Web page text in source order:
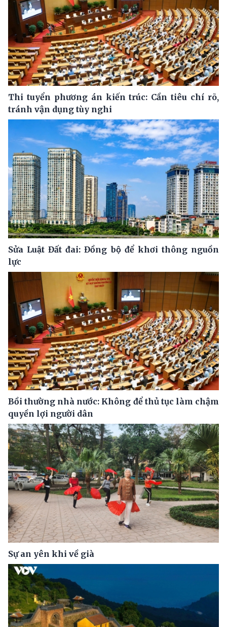
Thi tuyển phương án kiến trúc: Cần tiêu chí rõ,
tránh vận dụng tùy nghi
Sửa Luật Đất đai: Đồng bộ để khơi thông nguồn
lực
Bồi thường nhà nước: Không để thủ tục làm chậm
quyền lợi người dân
Sự an yên khi về già